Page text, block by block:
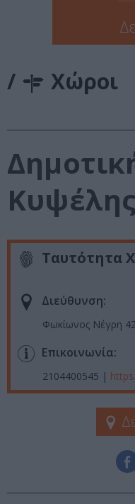
/ Χώροι
Κυψέλης
Ταυτότητα
Διεύθυνση:
Φωκίωνος Νέγρη
Επικοινωνία:
2104400545 |